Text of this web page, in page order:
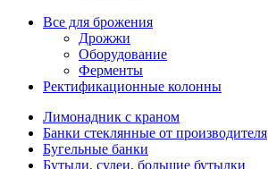
Все для брожения
Дрожжи
Оборудование
Ферменты
Ректификационные колонны
Лимонадник с краном
Банки стеклянные от производителя
Бугельные банки
Бутыли, сулеи, большие бутылки